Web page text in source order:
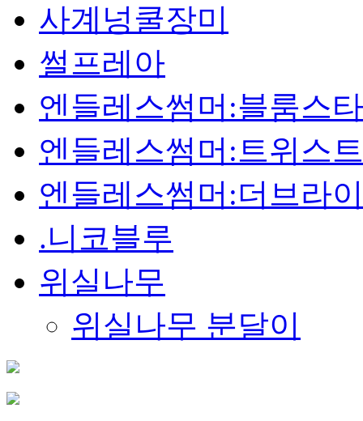
사계넝쿨장미
썰프레아
엔들레스썸머:블룸스타
엔들레스썸머:트위스
엔들레스썸머:더브라
.니코블루
위실나무
위실나무 분달이